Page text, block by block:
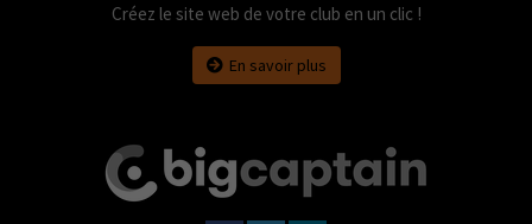
Créez le site web de votre club en un clic !
En savoir plus